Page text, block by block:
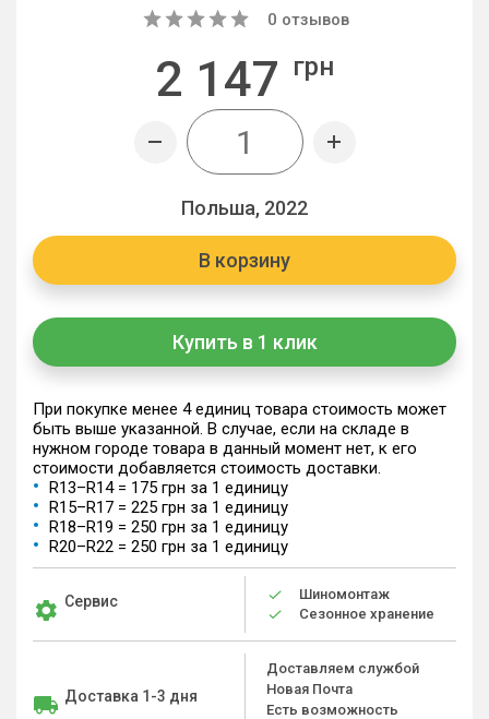
0 отзывов
2 147 грн
Польша, 2022
В корзину
Купить в 1 клик
При покупке менее 4 единиц товара стоимость может
быть выше указанной. В случае, если на складе в
нужном городе товара в данный момент нет, к его
стоимости добавляется стоимость доставки.
R13–R14 = 175 грн за 1 единицу
R15–R17 = 225 грн за 1 единицу
R18–R19 = 250 грн за 1 единицу
R20–R22 = 250 грн за 1 единицу
Сервис
Шиномонтаж
Сезонное хранение
Доставка 1-3 дня
Доставляем службой
Новая Почта
Есть возможность